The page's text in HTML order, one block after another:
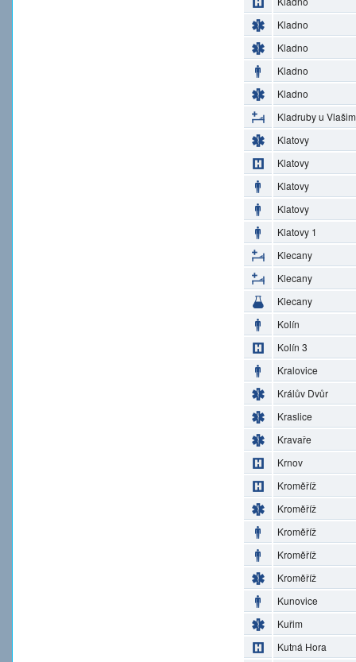
Kladno
Kladno
Kladno
Kladno
Kladruby u
Klatovy
Klatovy
Klatovy
Klatovy
Klatovy 1
Klecany
Klecany
Klecany
Kolín
Kolín 3
Kralovice
Králův Dvůr
Kraslice
Kravaře
Krnov
Kroměříž
Kroměříž
Kroměříž
Kroměříž
Kroměříž
Kunovice
Kuřim
Kutná Hora